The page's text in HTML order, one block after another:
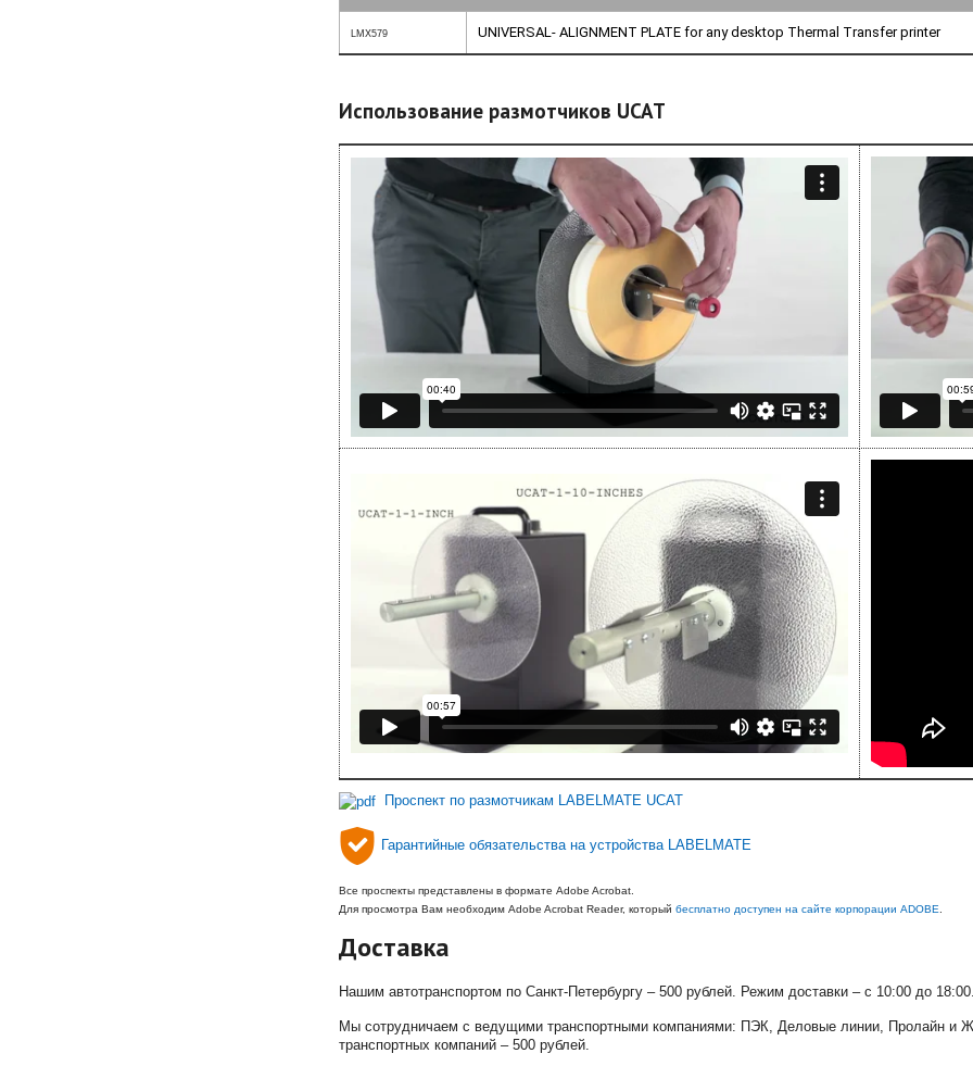
LMX579 UNIVERSAL- ALIGNMENT PLATE for any desktop Thermal Transfer printer
Использование размотчиков UCAT
Проспект по размотчикам LABELMATE UCAT
Гарантийные обязательства на устройства LABELMATE
Все проспекты представлены в формате Adobe Acrobat.
Для просмотра Вам необходим Adobe Acrobat Reader, который бесплатно доступен на сайте корпорации ADOBE
Доставка
Нашим автотранспортом по Санкт-Петербургу – 500 рублей. Режим доставки – с 10:00 до
Мы сотрудничаем с ведущими транспортными компаниями: ПЭК, Деловые линии, Пролайн и
транспортных компаний – 500 рублей.